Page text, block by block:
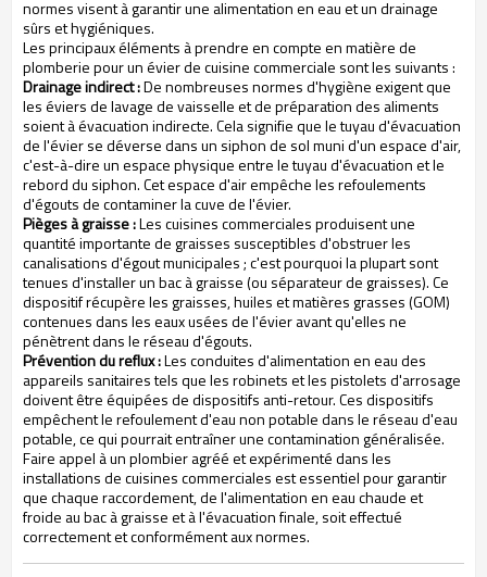
normes visent à garantir une alimentation en eau et un drainage
sûrs et hygiéniques.
Les principaux éléments à prendre en compte en matière de
plomberie pour un évier de cuisine commerciale sont les suivants :
Drainage indirect :De nombreuses normes d'hygiène exigent que
les éviers de lavage de vaisselle et de préparation des aliments
soient à évacuation indirecte. Cela signifie que le tuyau d'évacuation
de l'évier se déverse dans un siphon de sol muni d'un espace d'air,
c'est-à-dire un espace physique entre le tuyau d'évacuation et le
rebord du siphon. Cet espace d'air empêche les refoulements
d'égouts de contaminer la cuve de l'évier.
Pièges à graisse :Les cuisines commerciales produisent une
quantité importante de graisses susceptibles d'obstruer les
canalisations d'égout municipales ; c'est pourquoi la plupart sont
tenues d'installer un bac à graisse (ou séparateur de graisses). Ce
dispositif récupère les graisses, huiles et matières grasses (GOM)
contenues dans les eaux usées de l'évier avant qu'elles ne
pénètrent dans le réseau d'égouts.
Prévention du reflux :Les conduites d'alimentation en eau des
appareils sanitaires tels que les robinets et les pistolets d'arrosage
doivent être équipées de dispositifs anti-retour. Ces dispositifs
empêchent le refoulement d'eau non potable dans le réseau d'eau
potable, ce qui pourrait entraîner une contamination généralisée.
Faire appel à un plombier agréé et expérimenté dans les
installations de cuisines commerciales est essentiel pour garantir
que chaque raccordement, de l'alimentation en eau chaude et
froide au bac à graisse et à l'évacuation finale, soit effectué
correctement et conformément aux normes.